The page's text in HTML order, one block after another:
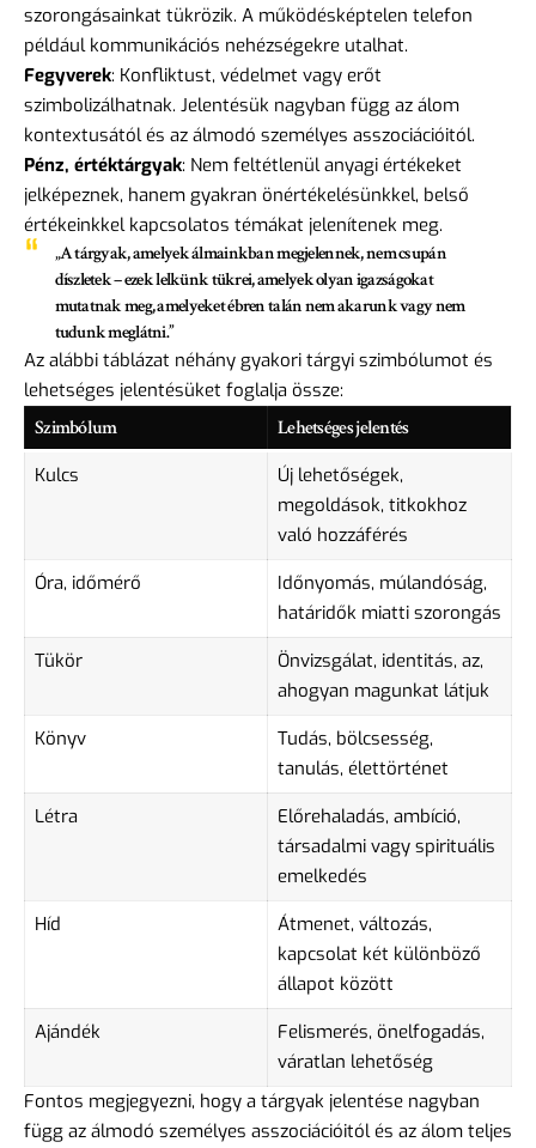
szorongásainkat tükrözik. A működésképtelen telefon
például kommunikációs nehézségekre utalhat.
Fegyverek: Konfliktust, védelmet vagy erőt
szimbolizálhatnak. Jelentésük nagyban függ az álom
kontextusától és az álmodó személyes asszociációitól.
Pénz, értéktárgyak: Nem feltétlenül anyagi értékeket
jelképeznek, hanem gyakran önértékelésünkkel, belső
értékeinkkel kapcsolatos témákat jelenítenek meg.
„A tárgyak, amelyek álmainkban megjelennek, nem csupán
díszletek – ezek lelkünk tükrei, amelyek olyan igazságokat
mutatnak meg, amelyeket ébren talán nem akarunk vagy nem
tudunk meglátni.”
Az alábbi táblázat néhány gyakori tárgyi szimbólumot és
lehetséges jelentésüket foglalja össze:
Szimbólum Lehetséges jelentés
Kulcs
Új lehetőségek,
megoldások, titkokhoz
való hozzáférés
Óra, időmérő
Időnyomás, múlandóság,
határidők miatti szorongás
Tükör
Önvizsgálat, identitás, az,
ahogyan magunkat látjuk
Könyv
Tudás, bölcsesség,
tanulás, élettörténet
Létra
Előrehaladás, ambíció,
társadalmi vagy spirituális
emelkedés
Híd
Átmenet, változás,
kapcsolat két különböző
állapot között
Ajándék
Felismerés, önelfogadás,
váratlan lehetőség
Fontos megjegyezni, hogy a tárgyak jelentése nagyban
függ az álmodó személyes asszociációitól és az álom teljes